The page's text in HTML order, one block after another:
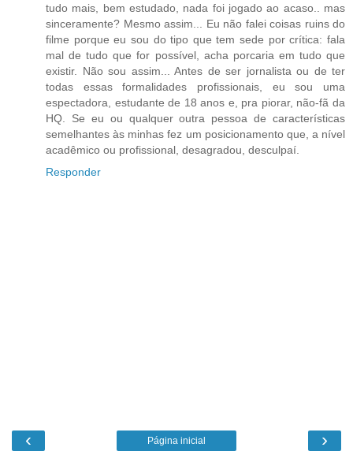
tudo mais, bem estudado, nada foi jogado ao acaso.. mas
sinceramente? Mesmo assim... Eu não falei coisas ruins do
filme porque eu sou do tipo que tem sede por crítica: fala
mal de tudo que for possível, acha porcaria em tudo que
existir. Não sou assim... Antes de ser jornalista ou de ter
todas essas formalidades profissionais, eu sou uma
espectadora, estudante de 18 anos e, pra piorar, não-fã da
HQ. Se eu ou qualquer outra pessoa de características
semelhantes às minhas fez um posicionamento que, a nível
acadêmico ou profissional, desagradou, desculpaí.
Responder
‹ ›
Página inicial